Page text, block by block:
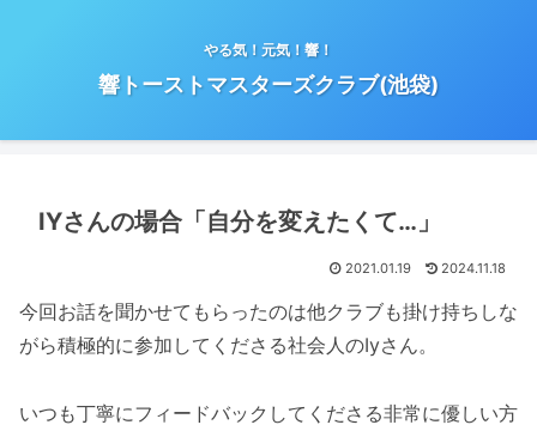
やる気！元気！響！
響トーストマスターズクラブ(池袋)
IYさんの場合「自分を変えたくて…」
2021.01.19 2024.11.18
今回お話を聞かせてもらったのは他クラブも掛け持ちしな
がら積極的に参加してくださる社会人のIyさん。
いつも丁寧にフィードバックしてくださる非常に優しい方